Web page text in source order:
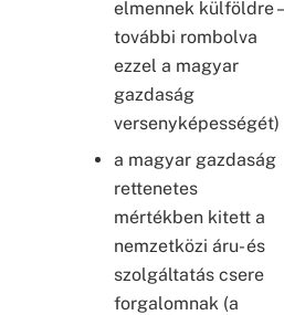
elmennek külföldre –
további rombolva
ezzel a magyar
gazdaság
versenyképességét)
a magyar gazdaság
rettenetes
mértékben kitett a
nemzetközi áru- és
szolgáltatás csere
forgalomnak (a